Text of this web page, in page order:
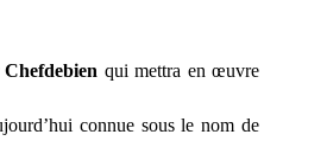
Chefdebien qui mettra en œuvre
connue sous le nom de